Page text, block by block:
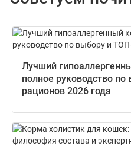
Лучший
полное руководство
рационов 2026 года